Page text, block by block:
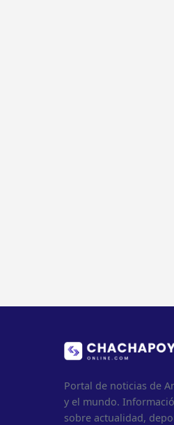
Portal de noticias de
y el mundo.
sobre actualidad,